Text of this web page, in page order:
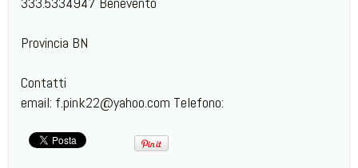
Provincia BN
Contatti
email: f.pink22@yahoo.com Telefono: